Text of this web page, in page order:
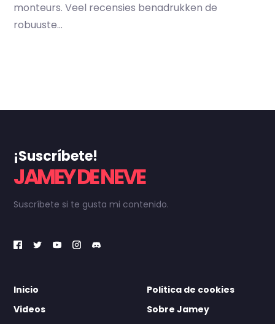
monteurs. Veel recensies benadrukken de
robuuste...
¡Suscríbete!
JAMEY DE NEVE
Suscríbete si te gusta mi contenido.
Inicio
Videos
Politica de cookies
Sobre Jamey